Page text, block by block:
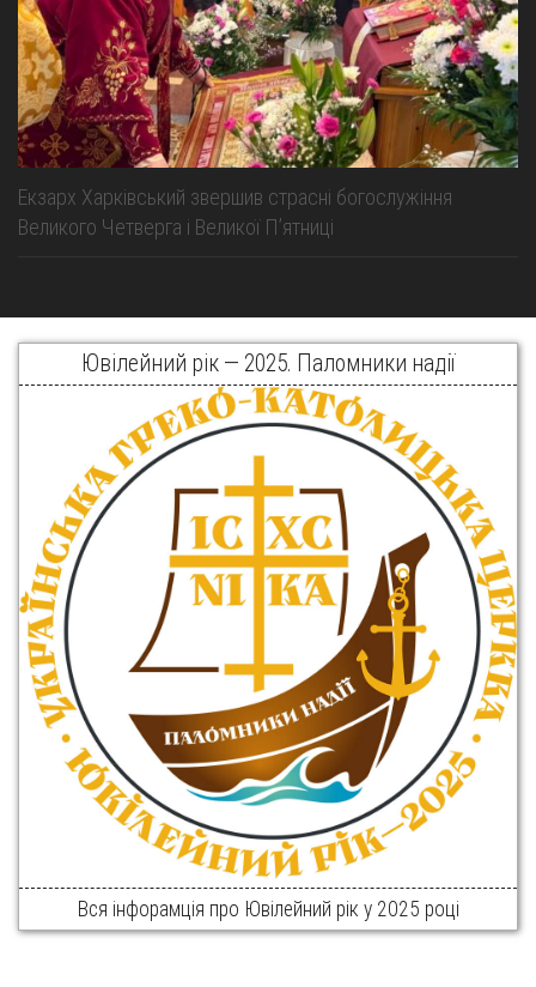
Екзарх Харківський звершив страсні богослужіння
Великого Четверга і Великої Пʼятниці
Ювілейний рік — 2025. Паломники надії
Вся інфорамція про Ювілейний рік у 2025 році